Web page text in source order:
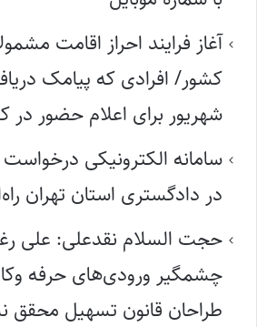
آغاز فرایند احراز اقامت
کشور/ افرادی که پیامک
شهریور برای اعلام حضور
سامانه الکترونیکی
در دادگستری استان تهران
حجت السلام نقدعلی: علی
چشمگیر ورودی‌های حرفه
طراحان قانون تسهیل